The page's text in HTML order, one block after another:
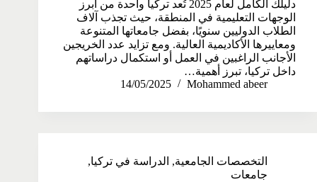
دليلك الكامل لعام 2025 تُعد تركيا واحدة من أبرز
الوجهات التعليمية في المنطقة، حيث تجذب آلاف
الطلاب الدوليين سنويًا، بفضل جامعاتها المتنوعة
ومعاييرها الأكاديمية العالية. ومع تزايد عدد الخريجين
الأجانب الراغبين في العمل أو استكمال دراساتهم
داخل تركيا، تبرز أهمية…
Mohammed abeer
14/05/2025
التخصصات الجامعية, الدراسة في تركيا,
جامعات